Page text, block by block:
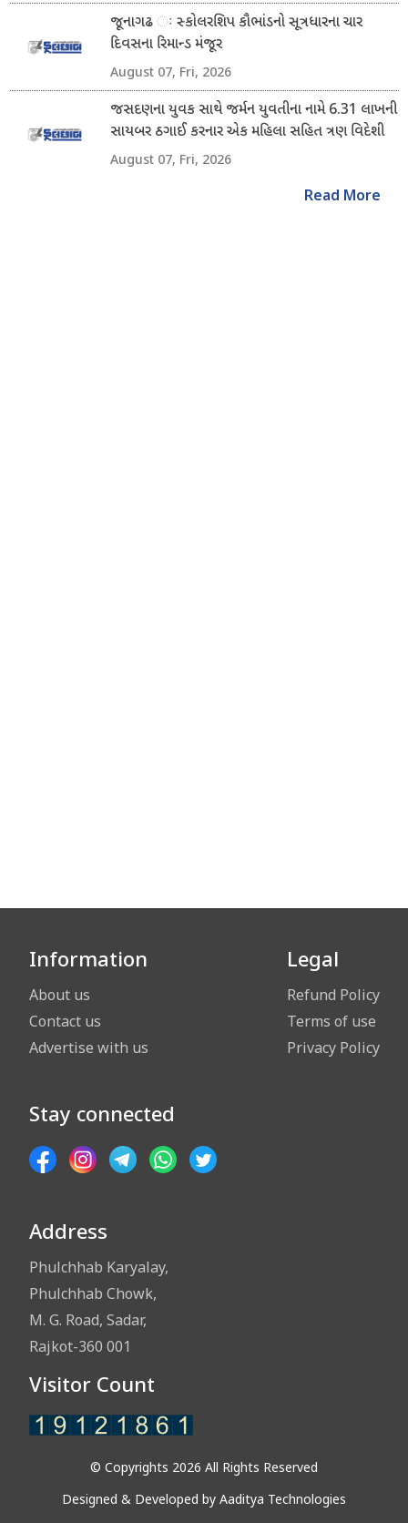
જૂનાગઢ ઃ સ્કોલરશિપ કૌભાંડનો સૂત્રધારના ચાર
દિવસના રિમાન્ડ મંજૂર
August 07, Fri, 2026
જસદણના યુવક સાથે જર્મન યુવતીના નામે 6.31 લાખની
સાયબર ઠગાઈ કરનાર એક મહિલા સહિત ત્રણ વિદેશી
નાગરિક ઝડપાયા
August 07, Fri, 2026
Read More
Information
About us
Contact us
Advertise with us
Legal
Refund Policy
Terms of use
Privacy Policy
Stay connected
Address
Phulchhab Karyalay,
Phulchhab Chowk,
M. G. Road, Sadar,
Rajkot-360 001
Visitor Count
© Copyrights 2026 All Rights Reserved
Designed & Developed by Aaditya Technologies